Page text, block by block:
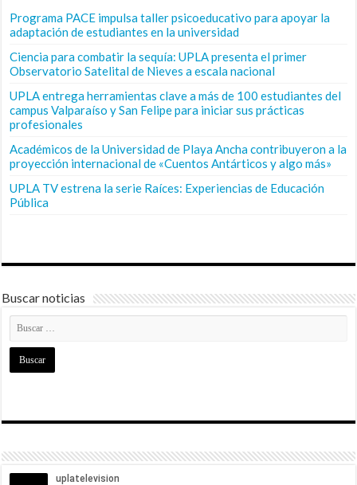
Programa PACE impulsa taller psicoeducativo para apoyar la
adaptación de estudiantes en la universidad
Ciencia para combatir la sequía: UPLA presenta el primer
Observatorio Satelital de Nieves a escala nacional
UPLA entrega herramientas clave a más de 100 estudiantes del
campus Valparaíso y San Felipe para iniciar sus prácticas
profesionales
Académicos de la Universidad de Playa Ancha contribuyeron a la
proyección internacional de «Cuentos Antárticos y algo más»
UPLA TV estrena la serie Raíces: Experiencias de Educación
Pública
Buscar noticias